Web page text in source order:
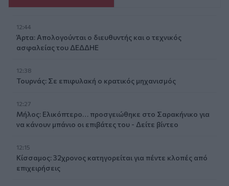
12:44
Άρτα: Απολογούνται ο διευθυντής και ο τεχνικός
ασφαλείας του ΔΕΔΔΗΕ
12:38
Τουρνάς: Σε επιφυλακή ο κρατικός μηχανισμός
12:27
Μήλος: Ελικόπτερο… προσγειώθηκε στο Σαρακήνικο για
να κάνουν μπάνιο οι επιβάτες του - Δείτε βίντεο
12:15
Κίσσαμος: 32χρονος κατηγορείται για πέντε κλοπές από
επιχειρήσεις